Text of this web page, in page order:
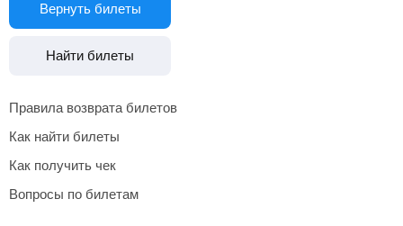
Вернуть билеты
Найти билеты
Правила возврата билетов
Как найти билеты
Как получить чек
Вопросы по билетам